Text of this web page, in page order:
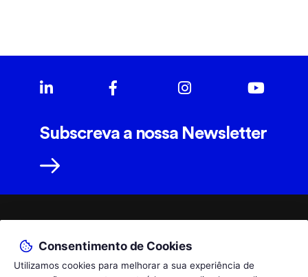
Subscreva a nossa Newsletter
T.+351 229 961 564
Consentimento de Cookies
Utilizamos cookies para melhorar a sua experiência de